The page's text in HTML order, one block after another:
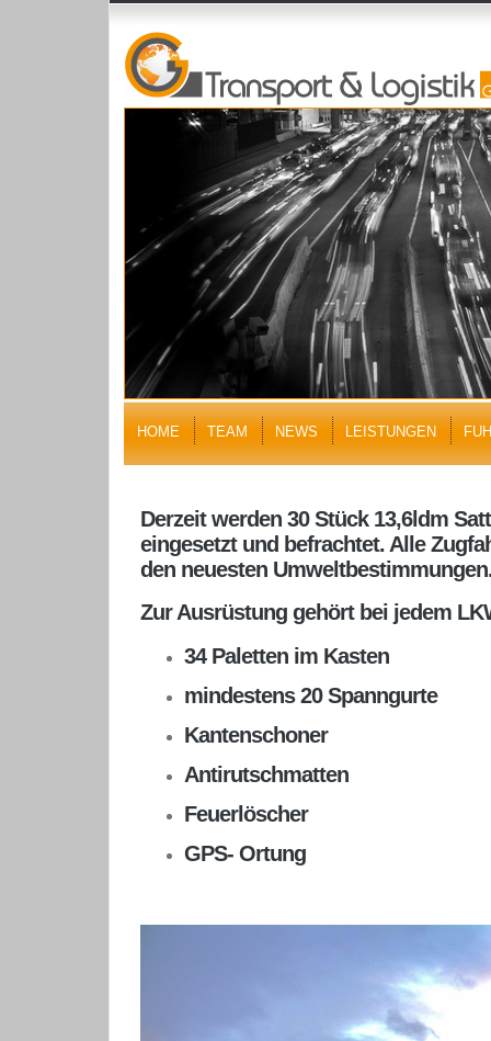
HOME TEAM NEWS LEISTUNGEN
Derzeit werden 30 Stück 13,6ldm
eingesetzt und befrachtet. Alle
den neuesten
Zur Ausrüstung gehört bei jedem
34 Paletten im Kasten
mindestens 20 Spanngurte
Kantenschoner
Antirutschmatten
Feuerlöscher
GPS- Ortung